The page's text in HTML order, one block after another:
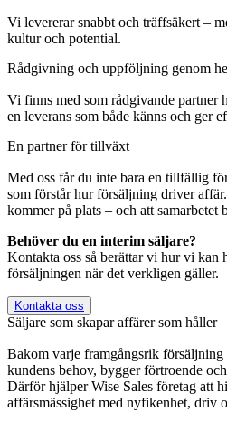
Vi levererar snabbt och träffsäkert –
kultur och potential.
Rådgivning och uppföljning genom
Vi finns med som rådgivande partner
en leverans som både känns och ger
En partner för tillväxt
Med oss får du inte bara en tillfällig
som förstår hur försäljning driver
kommer på plats – och att
Behöver du en interim säljare?
Kontakta oss så berättar vi hur vi kan
försäljningen när det verkligen gäller.
Kontakta oss
Säljare som skapar affärer som håller
Bakom varje framgångsrik
kundens behov, bygger förtroende
Därför hjälper Wise Sales företag att
affärsmässighet med nyfikenhet, driv